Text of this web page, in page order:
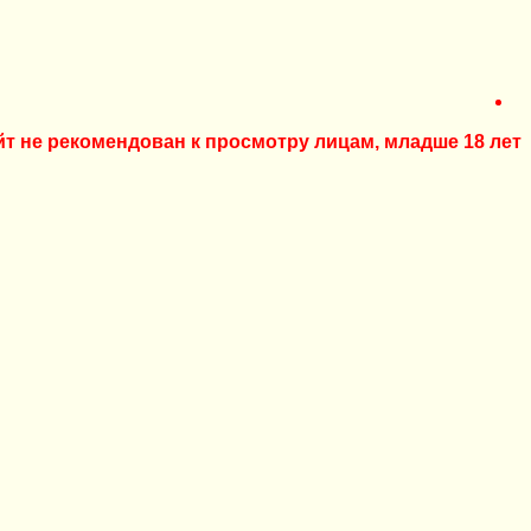
не рекомендован к просмотру лицам, младше 18 лет